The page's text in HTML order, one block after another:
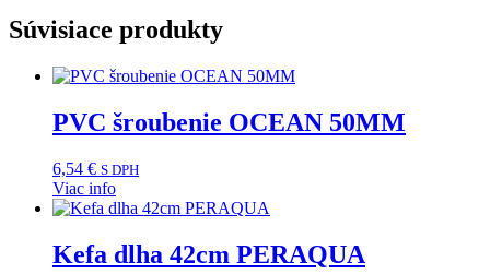
Súvisiace produkty
PVC šroubenie OCEAN 50MM
6,54 € S DPH
Viac info
Kefa dlha 42cm PERAQUA